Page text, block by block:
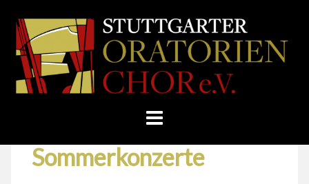
Skip
E.V.
Home Konzerte » Sommerkonzerte
Sommerkonzerte